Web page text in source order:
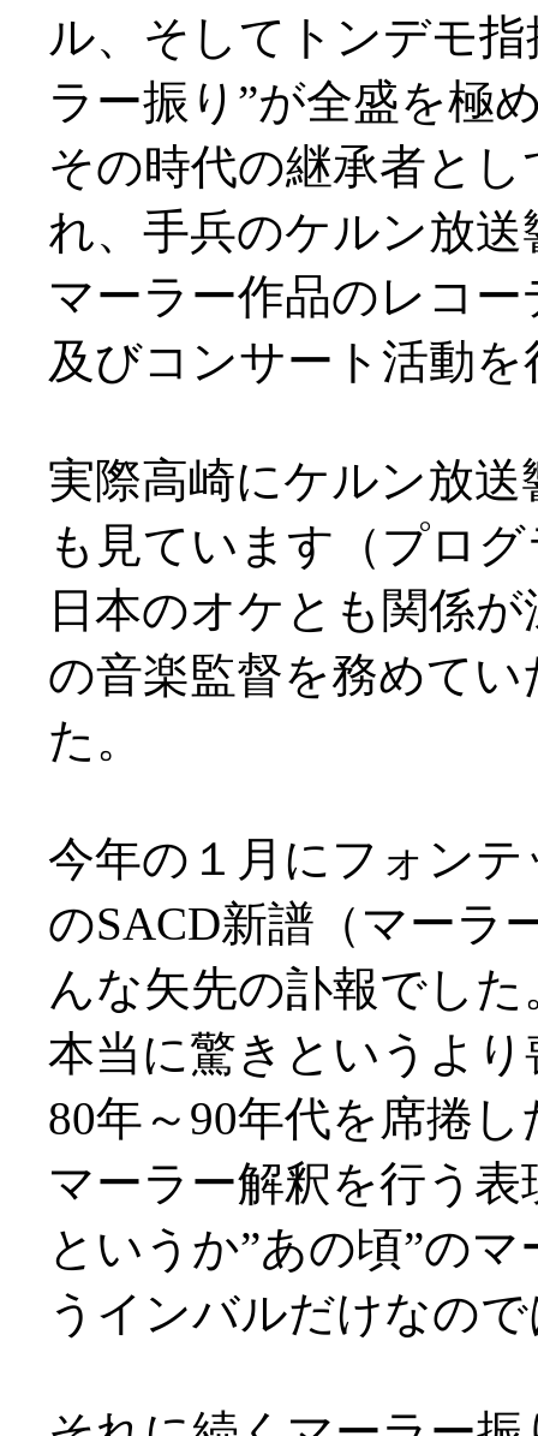
ル、そしてトンデモ
ラー振り”が全盛を極
その時代の継承者と
れ、手兵のケルン放
マーラー作品のレコ
及びコンサート活動
実際高崎にケルン放
も見ています（プロ
日本のオケとも関係
の音楽監督を務めて
た。
今年の１月にフォン
のSACD新譜（マーラ
んな矢先の訃報でした
本当に驚きというよ
80年～90年代を席捲
マーラー解釈を行う
というか”あの頃”の
うインバルだけなの